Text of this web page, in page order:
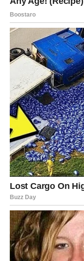
Lavovi će ovih dana
počinju slagati same
komplicirano
ranije bili prepreka
Ono što je
onu svoju
Lav vjeruje u sebe,
zato sudbina sada
nije odustao.